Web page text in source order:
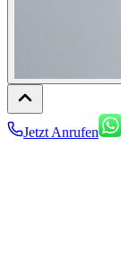
Jetzt Anrufen